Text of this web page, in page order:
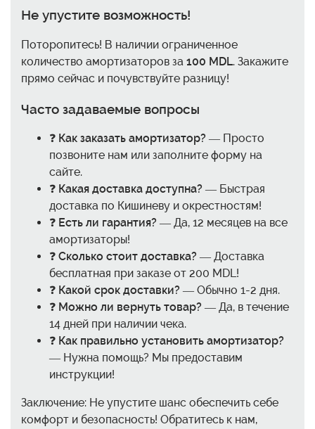
Не упустите возможность!
Поторопитесь! В наличии ограниченное
количество амортизаторов за 100 MDL. Закажите
прямо сейчас и почувствуйте разницу!
Часто задаваемые вопросы
❓ Как заказать амортизатор? — Просто
позвоните нам или заполните форму на
сайте.
❓ Какая доставка доступна? — Быстрая
доставка по Кишиневу и окрестностям!
❓ Есть ли гарантия? — Да, 12 месяцев на все
амортизаторы!
❓ Сколько стоит доставка? — Доставка
бесплатная при заказе от 200 MDL!
❓ Какой срок доставки? — Обычно 1-2 дня.
❓ Можно ли вернуть товар? — Да, в течение
14 дней при наличии чека.
❓ Как правильно установить амортизатор?
— Нужна помощь? Мы предоставим
инструкции!
Заключение: Не упустите шанс обеспечить себе
комфорт и безопасность! Обратитесь к нам,